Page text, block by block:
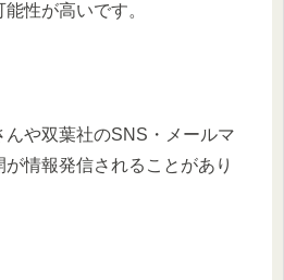
性が高いです。
んや双葉社のSNS・メールマ
情報発信されることがあり